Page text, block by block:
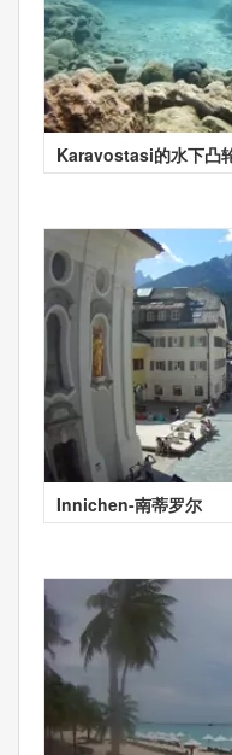
Karavostasi的水下凸
Innichen-南蒂罗尔